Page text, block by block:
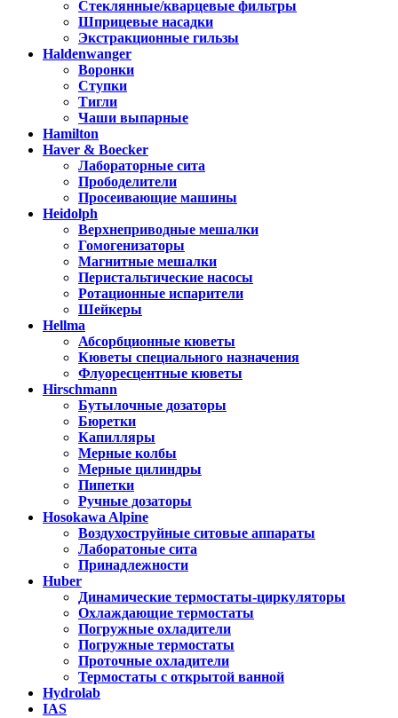
Стеклянные/кварцевые фильтры
Шприцевые насадки
Экстракционные гильзы
Haldenwanger
Воронки
Ступки
Тигли
Чаши выпарные
Hamilton
Haver & Boecker
Лабораторные сита
Прободелители
Просеивающие машины
Heidolph
Верхнеприводные мешалки
Гомогенизаторы
Магнитные мешалки
Перистальтические насосы
Ротационные испарители
Шейкеры
Hellma
Абсорбционные кюветы
Кюветы специального назначения
Флуоресцентные кюветы
Hirschmann
Бутылочные дозаторы
Бюретки
Капилляры
Мерные колбы
Мерные цилиндры
Пипетки
Ручные дозаторы
Hosokawa Alpine
Воздухоструйные ситовые аппараты
Лаборатоные сита
Принадлежности
Huber
Динамические термостаты-циркуляторы
Охлаждающие термостаты
Погружные охладители
Погружные термостаты
Проточные охладители
Термостаты с открытой ванной
Hydrolab
IAS